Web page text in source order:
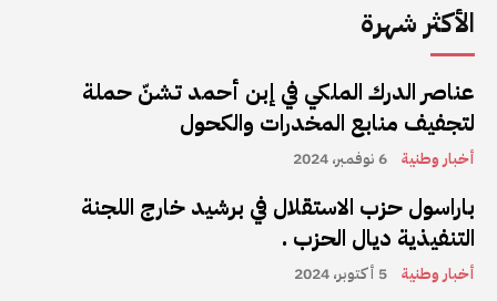
الأكثر شهرة
عناصر الدرك الملكي في إبن أحمد تشنّ حملة
لتجفيف منابع المخدرات والكحول
أخبار وطنية 6 نوفمبر، 2024
باراسول حزب الاستقلال في برشيد خارج اللجنة
التنفيذية ديال الحزب .
أخبار وطنية 5 أكتوبر، 2024